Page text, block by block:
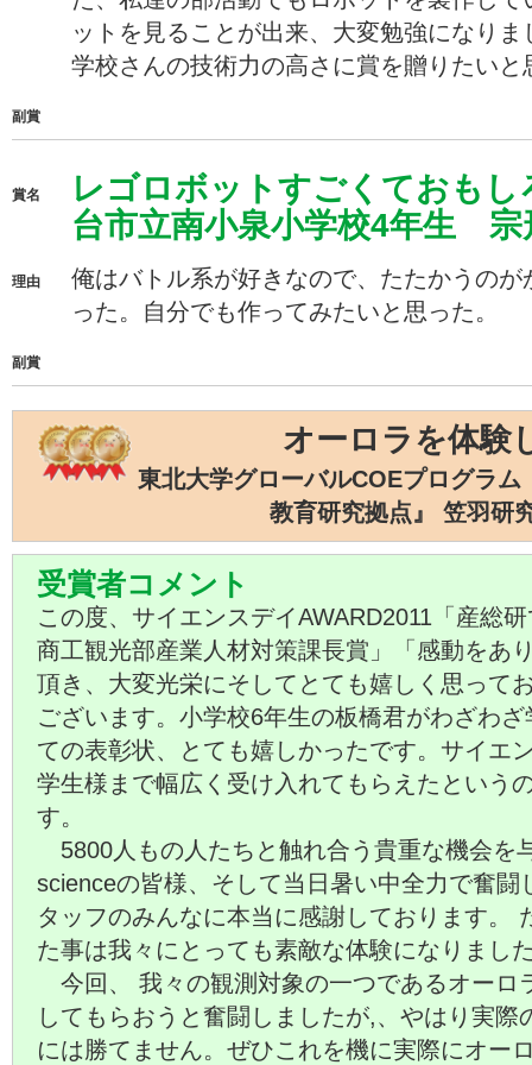
ットを見ることが出来、大変勉強になり
学校さんの技術力の高さに賞を贈りたいと
副賞
賞名
レゴロボットすごくておもし
台市立南小泉小学校4年生 宗
理由
俺はバトル系が好きなので、たたかうの
った。自分でも作ってみたいと思った。
副賞
オーロラを体験
東北大学グローバルCOEプログラ
教育研究拠点』 笠羽研
受賞者コメント
この度、サイエンスデイAWARD2011「産総
商工観光部産業人材対策課長賞」「感動をあ
頂き、大変光栄にそしてとても嬉しく思って
ございます。小学校6年生の板橋君がわざわ
ての表彰状、とても嬉しかったです。サイエ
学生様まで幅広く受け入れてもらえたという
す。
5800人もの人たちと触れ合う貴重な機会を
scienceの皆様、そして当日暑い中全力で奮闘
タッフのみんなに本当に感謝しております。
た事は我々にとっても素敵な体験になりまし
今回、 我々の観測対象の一つであるオーロ
してもらおうと奮闘しましたが,、やはり実際
には勝てません。ぜひこれを機に実際にオー